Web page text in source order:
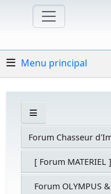
Menu principal
Forum Chasseur
[ Forum MATERIEL ]
Forum OLYMPUS